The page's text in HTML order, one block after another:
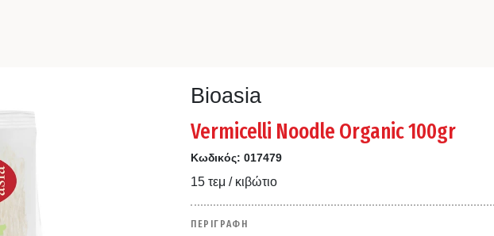
Bioasia
Vermicelli Noodle Organic 100gr
Κωδικός: 017479
15 τεμ / κιβώτιο
ΠΕΡΙΓΡΑΦΗ